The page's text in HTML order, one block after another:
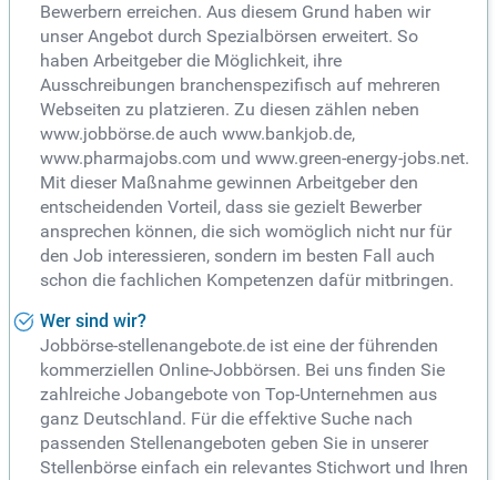
Bewerbern erreichen. Aus diesem Grund haben wir
unser Angebot durch Spezialbörsen erweitert. So
haben Arbeitgeber die Möglichkeit, ihre
Ausschreibungen branchenspezifisch auf mehreren
Webseiten zu platzieren. Zu diesen zählen neben
www.jobbörse.de auch www.bankjob.de,
www.pharmajobs.com und www.green-energy-jobs.net.
Mit dieser Maßnahme gewinnen Arbeitgeber den
entscheidenden Vorteil, dass sie gezielt Bewerber
ansprechen können, die sich womöglich nicht nur für
den Job interessieren, sondern im besten Fall auch
schon die fachlichen Kompetenzen dafür mitbringen.
Wer sind wir?
Jobbörse-stellenangebote.de ist eine der führenden
kommerziellen Online-Jobbörsen. Bei uns finden Sie
zahlreiche Jobangebote von Top-Unternehmen aus
ganz Deutschland. Für die effektive Suche nach
passenden Stellenangeboten geben Sie in unserer
Stellenbörse einfach ein relevantes Stichwort und Ihren